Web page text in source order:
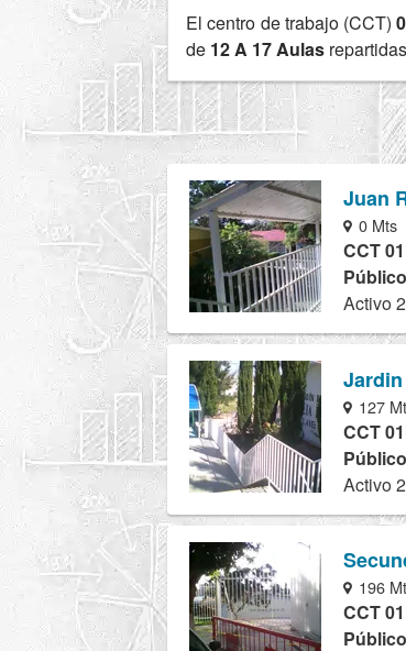
El centro de trabajo (CCT)
de 12 A 17 Aulas
Juan
0 Mts
CCT
Activo
127
CCT
Activo
196
CCT